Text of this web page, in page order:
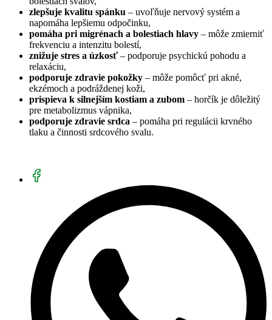
zlepšuje kvalitu spánku – uvoľňuje nervový systém a
napomáha lepšiemu odpočinku,
pomáha pri migrénach a bolestiach hlavy – môže zmierniť
frekvenciu a intenzitu bolestí,
znižuje stres a úzkosť– podporuje psychickú pohodu a
relaxáciu,
podporuje zdravie pokožky – môže pomôcť pri akné,
ekzémoch a podráždenej koži,
prispieva k silnejším kostiam a zubom – horčík je dôležitý
pre metabolizmus vápnika,
podporuje zdravie srdca – pomáha pri regulácii krvného
tlaku a činnosti srdcového svalu.